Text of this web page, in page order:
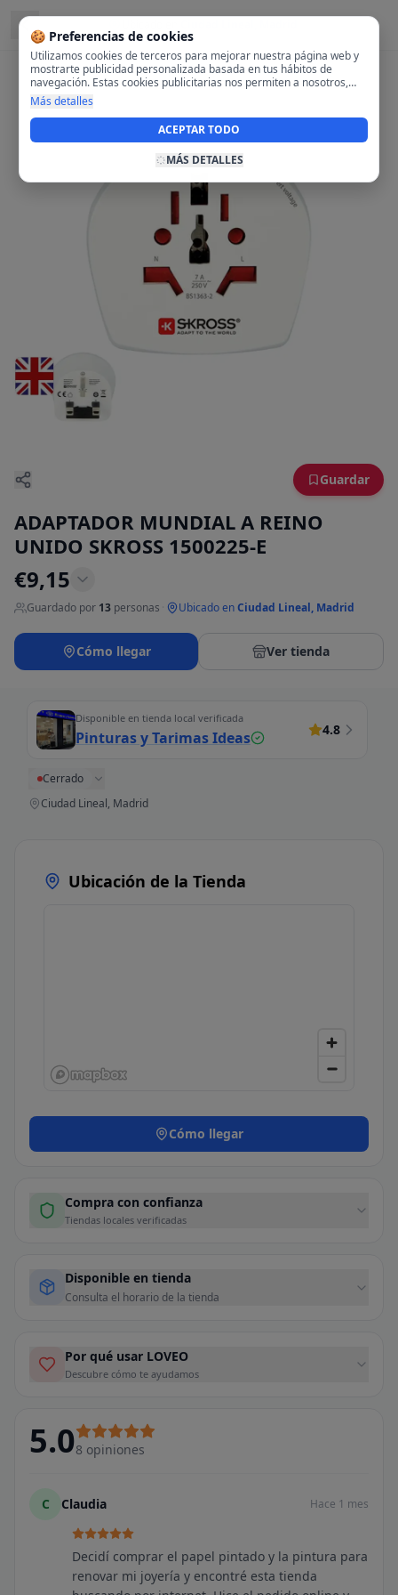
🍪 Preferencias de cookies
Utilizamos cookies de terceros para mejorar nuestra página web y
mostrarte publicidad personalizada basada en tus hábitos de
navegación. Estas cookies publicitarias nos permiten a nosotros,
analizar tu navegación en nuestra página y en internet para
mostrarte anuncios relevantes para ti. Al activarlas, aceptas el uso
de cookies para fines publicitarios y la recopilación y tratamiento de
tus datos de navegación, incluyendo la posible compartición de
Más detalles
ACEPTAR TODO
MÁS DETALLES
Guardar
ADAPTADOR MUNDIAL A REINO
UNIDO SKROSS 1500225-E
€9,15
Guardado por 13 personas Ubicado enCiudad Lineal, Madrid
Cómo llegar Ver tienda
Disponible en tienda local verificada
Pinturas y Tarimas Ideas 4.8
Cerrado
Ciudad Lineal, Madrid
Ubicación de la Tienda
Cómo llegar
Compra con confianza
Tiendas locales verificadas
Disponible en tienda
Consulta el horario de la tienda
Por qué usar LOVEO
Descubre cómo te ayudamos
5.08 opiniones
C Claudia Hace 1 mes
Decidí comprar el papel pintado y la pintura para
renovar mi joyería y encontré esta tienda